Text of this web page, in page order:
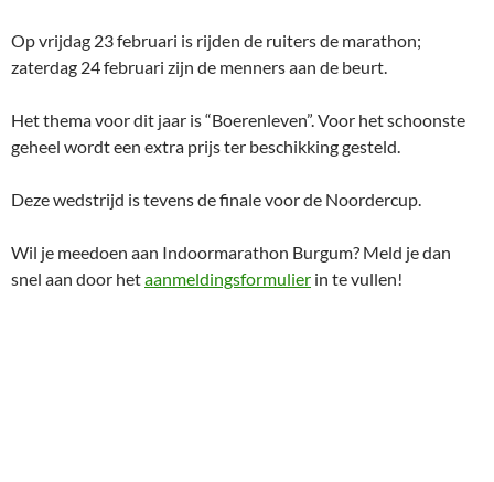
Op vrijdag 23 februari is rijden de ruiters de marathon;
zaterdag 24 februari zijn de menners aan de beurt.
Het thema voor dit jaar is “Boerenleven”. Voor het schoonste
geheel wordt een extra prijs ter beschikking gesteld.
Deze wedstrijd is tevens de finale voor de Noordercup.
Wil je meedoen aan Indoormarathon Burgum? Meld je dan
snel aan door hetaanmeldingsformulier in te vullen!